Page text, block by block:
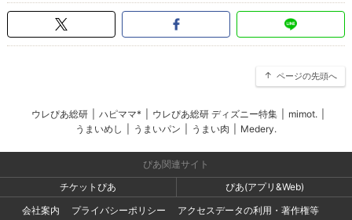
ページの先頭へ
ウレぴあ総研 ハピママ* ウレぴあ総研 ディズニー特集 mimot.
うまいめし
うまいパン うまい肉 Medery.
ぴあ関連サイト
チケットぴあ
ぴあ(アプリ&Web)
会社案内
プライバシーポリシー
アクセスデータの利用・著作権等